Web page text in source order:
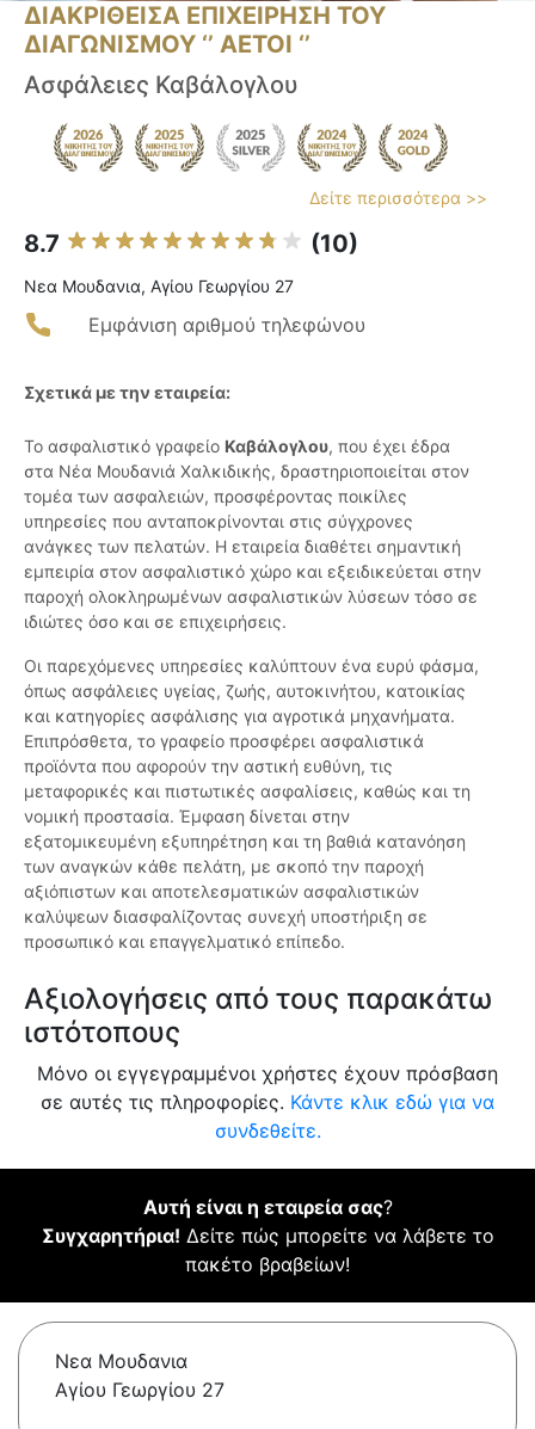
ΔΙΑΚΡΙΘΕΙΣΑ ΕΠΙΧΕΙΡΗΣΗ ΤΟΥ
ΔΙΑΓΩΝΙΣΜΟΥ ‘’ ΑΕΤΟΙ ‘’
Aσφάλειες Καβάλογλου
Δείτε περισσότερα >>
8.7 (10)
Νεα Μουδανια, Αγίου Γεωργίου 27
Εμφάνιση αριθμού τηλεφώνου
Σχετικά με την εταιρεία:
Το ασφαλιστικό γραφείο Καβάλογλου, που έχει έδρα
στα Νέα Μουδανιά Χαλκιδικής, δραστηριοποιείται στον
τομέα των ασφαλειών, προσφέροντας ποικίλες
υπηρεσίες που ανταποκρίνονται στις σύγχρονες
ανάγκες των πελατών. Η εταιρεία διαθέτει σημαντική
εμπειρία στον ασφαλιστικό χώρο και εξειδικεύεται στην
παροχή ολοκληρωμένων ασφαλιστικών λύσεων τόσο σε
ιδιώτες όσο και σε επιχειρήσεις.
Οι παρεχόμενες υπηρεσίες καλύπτουν ένα ευρύ φάσμα,
όπως ασφάλειες υγείας, ζωής, αυτοκινήτου, κατοικίας
και κατηγορίες ασφάλισης για αγροτικά μηχανήματα.
Επιπρόσθετα, το γραφείο προσφέρει ασφαλιστικά
προϊόντα που αφορούν την αστική ευθύνη, τις
μεταφορικές και πιστωτικές ασφαλίσεις, καθώς και τη
νομική προστασία. Έμφαση δίνεται στην
εξατομικευμένη εξυπηρέτηση και τη βαθιά κατανόηση
των αναγκών κάθε πελάτη, με σκοπό την παροχή
αξιόπιστων και αποτελεσματικών ασφαλιστικών
καλύψεων διασφαλίζοντας συνεχή υποστήριξη σε
προσωπικό και επαγγελματικό επίπεδο.
Αξιολογήσεις από τους παρακάτω
ιστότοπους
Μόνο οι εγγεγραμμένοι χρήστες έχουν πρόσβαση
σε αυτές τις πληροφορίες. Κάντε κλικ εδώ για να
συνδεθείτε.
Αυτή είναι η εταιρεία σας?
Συγχαρητήρια! Δείτε πώς μπορείτε να λάβετε το
πακέτο βραβείων!
Νεα Μουδανια
Αγίου Γεωργίου 27